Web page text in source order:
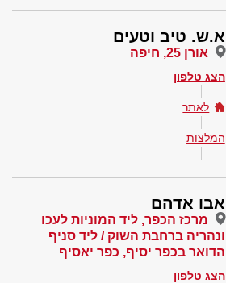
א.ש. טיב וטעים
אורן 25, חיפה
הצג טלפון
לאתר
המלצות
אבו אדהם
מרכז הכפר, ליד המוניות לעכו
ונהריה ברחבת השוק / ליד סניף
הדואר בכפר יסיף, כפר יאסיף
הצג טלפון